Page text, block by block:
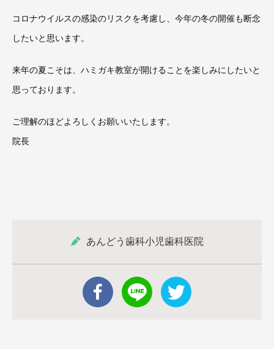
コロナウイルスの感染のリスクを考慮し、今年の冬の開催も断念
したいと思います。
来年の夏こそは、ハミガキ教室が開けることを楽しみにしたいと
思っております。
ご理解のほどよろしくお願いいたします。
院長
あんどう歯科小児歯科医院